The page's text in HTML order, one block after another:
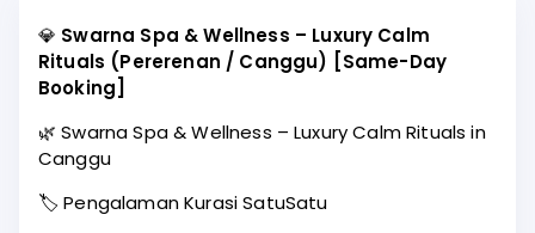
💎 Swarna Spa & Wellness – Luxury Calm
Rituals (Pererenan / Canggu) [Same-Day
Booking]
🌿 Swarna Spa & Wellness – Luxury Calm Rituals in
Canggu
🏷️ Pengalaman Kurasi SatuSatu